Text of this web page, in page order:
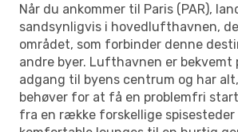
Når du ankommer til Paris (PAR),
sandsynligvis i hovedlufthavnen,
området, som forbinder denne
andre byer. Lufthavnen er bekvemt
adgang til byens centrum og har
behøver for at få en problemfri
fra en række forskellige spisesteder